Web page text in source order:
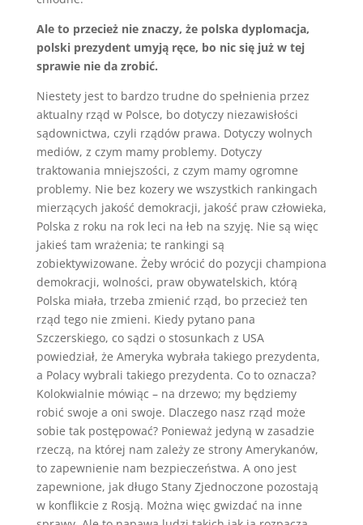
Ale to przecież nie znaczy, że polska dyplomacja,
polski prezydent umyją ręce, bo nic się już w tej
sprawie nie da zrobić.
Niestety jest to bardzo trudne do spełnienia przez
aktualny rząd w Polsce, bo dotyczy niezawisłości
sądownictwa, czyli rządów prawa. Dotyczy wolnych
mediów, z czym mamy problemy. Dotyczy
traktowania mniejszości, z czym mamy ogromne
problemy. Nie bez kozery we wszystkich rankingach
mierzących jakość demokracji, jakość praw człowieka,
Polska z roku na rok leci na łeb na szyję. Nie są więc
jakieś tam wrażenia; te rankingi są
zobiektywizowane. Żeby wrócić do pozycji championa
demokracji, wolności, praw obywatelskich, którą
Polska miała, trzeba zmienić rząd, bo przecież ten
rząd tego nie zmieni. Kiedy pytano pana
Szczerskiego, co sądzi o stosunkach z USA
powiedział, że Ameryka wybrała takiego prezydenta,
a Polacy wybrali takiego prezydenta. Co to oznacza?
Kolokwialnie mówiąc – na drzewo; my będziemy
robić swoje a oni swoje. Dlaczego nasz rząd może
sobie tak postępować? Ponieważ jedyną w zasadzie
rzeczą, na której nam zależy ze strony Amerykanów,
to zapewnienie nam bezpieczeństwa. A ono jest
zapewnione, jak długo Stany Zjednoczone pozostają
w konflikcie z Rosją. Można więc gwizdać na inne